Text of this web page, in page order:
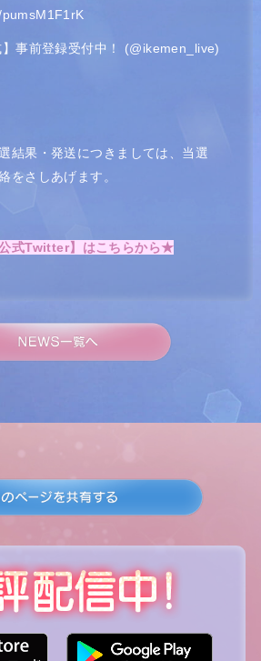
事前登録受付中！ (@ikemen_live)
結果・発送につきましては、当選
をさしあげます。
公式Twitter】はこちらから★